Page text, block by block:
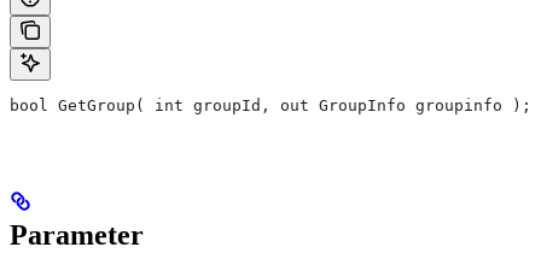
bool GetGroup( int groupId, out GroupInfo groupinfo );
Parameter